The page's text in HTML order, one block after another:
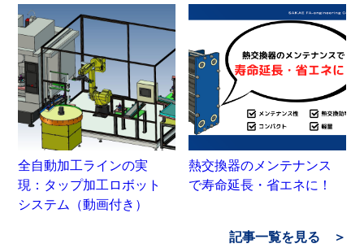
全自動加工ラインの実
現：タップ加工ロボット
システム（動画付き）
熱交換器のメンテナンス
で寿命延長・省エネに！
記事一覧を見る